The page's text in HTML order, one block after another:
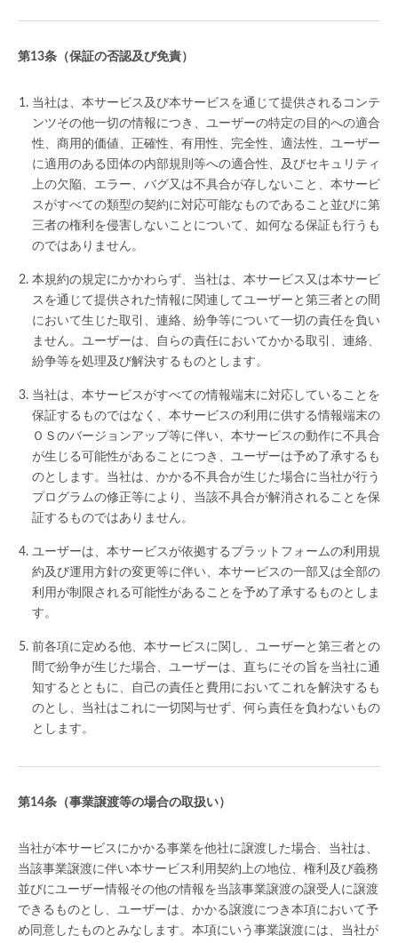
（保証の否認及び免責）
当社は、本サービス及び本サービスを通じて提供されるコンテ
ンツその他一切の情報につき、ユーザーの特定の目的への適合
性、商用的価値、正確性、有用性、完全性、適法性、ユーザー
に適用のある団体の内部規則等への適合性、及びセキュリティ
上の欠陥、エラー、バグ又は不具合が存しないこと、本サービ
スがすべての類型の契約に対応可能なものであること並びに第
三者の権利を侵害しないことについて、如何なる保証も行うも
のではありません。
本規約の規定にかかわらず、当社は、本サービス又は本サービ
スを通じて提供された情報に関連してユーザーと第三者との間
において生じた取引、連絡、紛争等について一切の責任を負い
ません。ユーザーは、自らの責任においてかかる取引、連絡、
紛争等を処理及び解決するものとします。
当社は、本サービスがすべての情報端末に対応していることを
保証するものではなく、本サービスの利用に供する情報端末の
ＯＳのバージョンアップ等に伴い、本サービスの動作に不具合
が生じる可能性があることにつき、ユーザーは予め了承するも
のとします。当社は、かかる不具合が生じた場合に当社が行う
プログラムの修正等により、当該不具合が解消されることを保
証するものではありません。
ユーザーは、本サービスが依拠するプラットフォームの利用規
約及び運用方針の変更等に伴い、本サービスの一部又は全部の
利用が制限される可能性があることを予め了承するものとしま
す。
前各項に定める他、本サービスに関し、ユーザーと第三者との
間で紛争が生じた場合、ユーザーは、直ちにその旨を当社に通
知するとともに、自己の責任と費用においてこれを解決するも
のとし、当社はこれに一切関与せず、何ら責任を負わないもの
とします。
（事業譲渡等の場合の取扱い）
当社が本サービスにかかる事業を他社に譲渡した場合、当社は、
当該事業譲渡に伴い本サービス利用契約上の地位、権利及び義務
並びにユーザー情報その他の情報を当該事業譲渡の譲受人に譲渡
できるものとし、ユーザーは、かかる譲渡につき本項において予
め同意したものとみなします。本項にいう事業譲渡には、当社が